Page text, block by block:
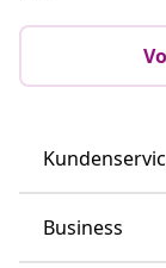
Business